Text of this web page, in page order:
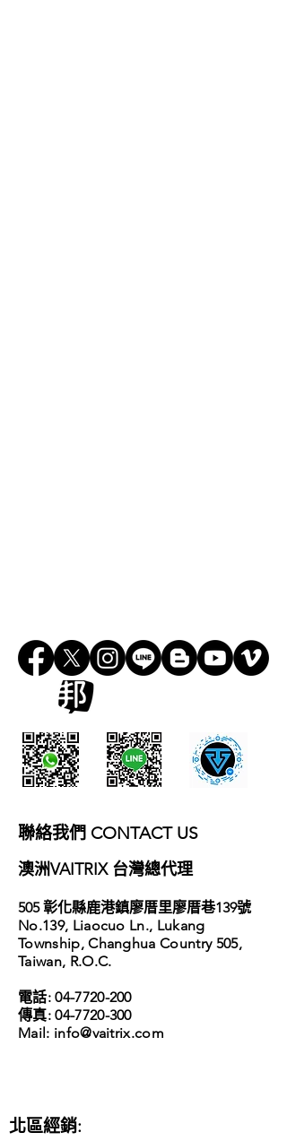
​聯絡我們 CONTACT US
​澳洲VAITRIX 台灣總代理
​505 彰化縣鹿港鎮廖厝里廖厝巷139號
No.139, Liaocuo Ln., Lukang
Township,Changhua Country 505,
Taiwan, R.O.C.
電話:04-7720-200
傳真:04-7720-300
​Mail: info@vaitrix.com
北區經銷: